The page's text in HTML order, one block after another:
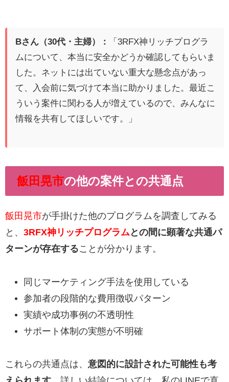
Bさん（30代・主婦）：
「3RFX神リッチプログラ
ムについて、本当に安全かどうか確認してもらいま
した。ネットには出ていない重大な懸念点があっ
て、入会前に気づけて本当に助かりました。最近こ
ういう案件に関わる人が増えているので、みんなに
情報を共有してほしいです。」
飯田晃市の他の案件との共通点
飯田晃市が手掛けた他のプログラムを調査してみる
と、 3RFX神リッチプログラム との間に顕著な共通パ
ターンが存在することが分かります。
同じマーケティング手法を使用している
参加者の段階的な費用徴収パターン
実績や成功事例の不透明性
サポート体制の実態が不明確
これらの共通点は、 意図的に設計された可能性も考